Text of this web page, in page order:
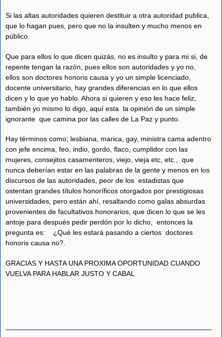
Si las altas autoridades quieren destituir a otra autoridad publica,
que lo hagan pues, pero que no la insulten y mucho menos en
público.
Que para ellos lo que dicen quizás, no es insulto y para mi si, de
repente tengan la razón, pues ellos son autoridades y yo no,
ellos son doctores honoris causa y yo un simple licenciado,
docente universitario, hay grandes diferencias en lo que ellos
dicen y lo que yo hablo. Ahora si quieren y eso les hace feliz,
también yo mismo lo digo, aquí esta la opinión de un simple
ignorante que camina por las calles de La Paz y punto.
Hay términos como; lesbiana, marica, gay, ministra cama adentro
con jefe encima, feo, indio, gordo, flaco, cumplidor con las
mujeres, consejitos casamenteros, viejo, vieja etc, etc., que
nunca deberían estar en las palabras de la gente y menos en los
discursos de las autoridades, peor de los estadistas que
ostentan grandes títulos honoríficos otorgados por prestigiosas
universidades, pero están ahí, resaltando como galas absurdas
provenientes de facultativos honorarios, que dicen lo que se les
antoje para después pedir perdón por lo dicho, entonces la
pregunta es: ¿Qué les estará pasando a ciertos doctores
honoris causa no?.
GRACIAS Y HASTA UNA PROXIMA OPORTUNIDAD CUANDO
VUELVA PARA HABLAR JUSTO Y CABAL